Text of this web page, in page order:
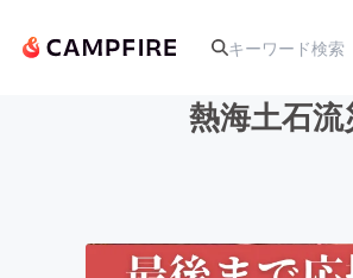
熱海土石